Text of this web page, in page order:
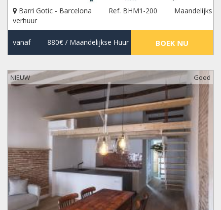
Barri Gotic - Barcelona
Ref. BHM1-200
Maandelijks
verhuur
vanaf 880€/ Maandelijkse Huur BOEK NU
NIEUW Goed